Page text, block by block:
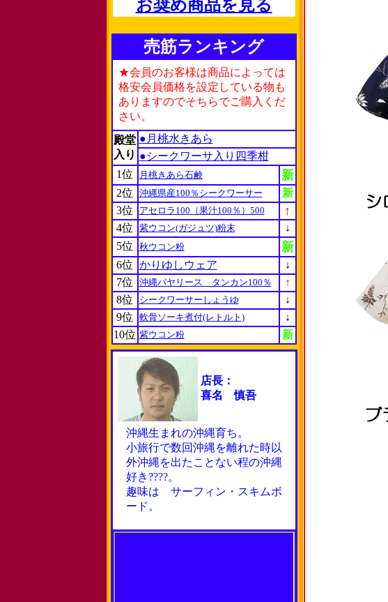
お奨め商品を見る
売筋ランキング
★会員のお客様は商品によっては
格安会員価格を設定している物も
ありますのでそちらでご購入くだ
さい。
殿堂
入り
●月桃水きあら
●シークワーサ入り四季柑
1位
月桃きあら石鹸 新
2位 沖縄県産100％シークワーサー
新
3位
アセロラ100（果汁100％）500 ↑
4位 紫ウコン(ガジュツ)粉末
↓
5位
秋ウコン粉 新
6位 かりゆしウェア
↓
7位
沖縄バヤリース タンカン100％
↑
8位
シークワーサーしょうゆ
↓
9位
軟骨ソーキ煮付(レトルト)
↓
10位 紫ウコン粉 新
店長：
喜名 慎吾
沖縄生まれの沖縄育ち。
小旅行で数回沖縄を離れた時以
外沖縄を出たことない程の沖縄
好き????。
趣味は サーフィン・スキムボ
ード。